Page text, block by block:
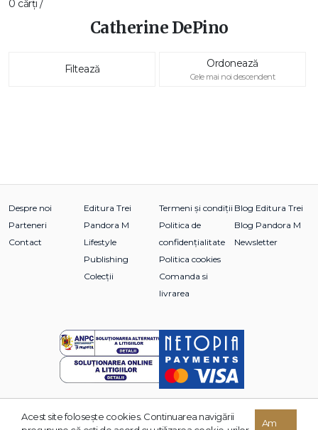
0 cărți /
Catherine DePino
Filtează Ordonează
Cele mai noi descendent
Despre noi
Parteneri
Contact
Editura Trei
Pandora M
Lifestyle
Publishing
Colecții
Termeni și condiții
Politica de
confidențialitate
Politica cookies
Comanda si
livrarea
Blog Editura Trei
Blog Pandora M
Newsletter
© 2026 Grupul Editorial TREI. Toate drepturile rezervate.
Acest site foloseşte cookies. Continuarea navigării
Am